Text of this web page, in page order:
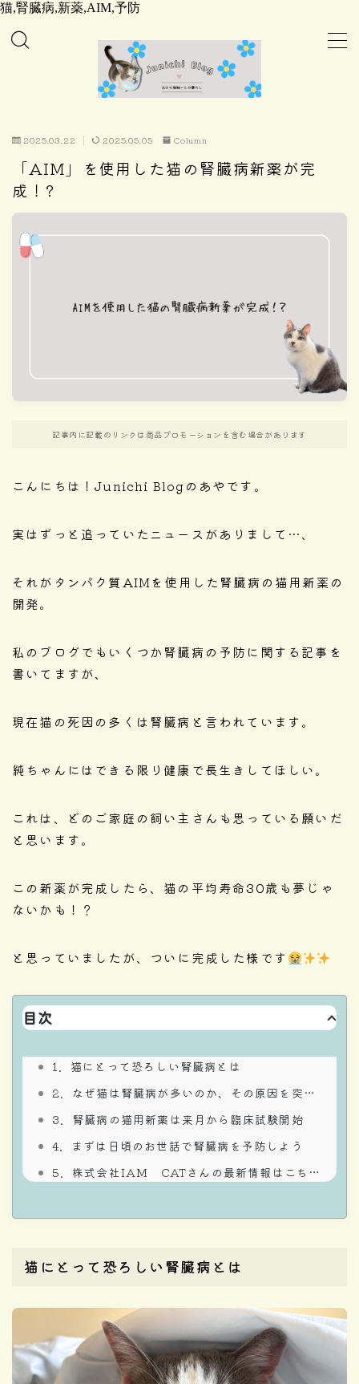
猫,腎臓病,新薬,AIM,予防
Daily
Care
2025.03.22 2025.05.05 Column
「AIM」を使用した猫の腎臓病新薬が完
成！?
記事内に記載のリンクは商品プロモーションを含む場合があります
こんにちは！Junichi Blogのあやです。
実はずっと追っていたニュースがありまして…、
それがタンパク質AIMを使用した腎臓病の猫用新薬の
開発。
私のブログでもいくつか腎臓病の予防に関する記事を
書いてますが、
現在猫の死因の多くは腎臓病と言われています。
純ちゃんにはできる限り健康で長生きしてほしい。
これは、どのご家庭の飼い主さんも思っている願いだ
と思います。
この新薬が完成したら、猫の平均寿命30歳も夢じゃ
ないかも！？
と思っていましたが、ついに完成した様です
目次
猫にとって恐ろしい腎臓病とは
なぜ猫は腎臓病が多いのか、その原因を突き止めた！
腎臓病の猫用新薬は来月から臨床試験開始
まずは日頃のお世話で腎臓病を予防しよう
株式会社IAM CATさんの最新情報はこちらから
猫にとって恐ろしい腎臓病とは